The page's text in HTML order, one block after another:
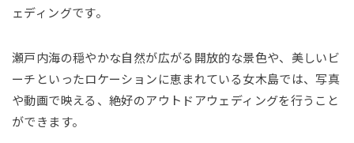
ェディングです。
瀬戸内海の穏やかな自然が広がる開放的な景色や、美しいビ
ーチといったロケーションに恵まれている女木島では、写真
や動画で映える、絶好のアウトドアウェディングを行うこと
ができます。